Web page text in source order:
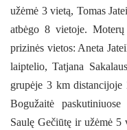
užėmė 3 vietą, Tomas
atbėgo 8 vietoje.
prizinės vietos: Aneta
laiptelio, Tatjana
grupėje 3 km
Bogužaitė
Saulę Gečiūtę ir užėmė 5